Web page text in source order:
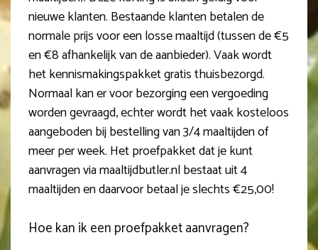
nieuwe klanten. Bestaande klanten betalen de
normale prijs voor een losse maaltijd (tussen de €5
en €8 afhankelijk van de aanbieder). Vaak wordt
het kennismakingspakket gratis thuisbezorgd.
Normaal kan er voor bezorging een vergoeding
worden gevraagd, echter wordt het vaak kosteloos
aangeboden bij bestelling van 3/4 maaltijden of
meer per week. Het proefpakket dat je kunt
aanvragen via maaltijdbutler.nl bestaat uit 4
maaltijden en daarvoor betaal je slechts €25,00!
Hoe kan ik een proefpakket aanvragen?